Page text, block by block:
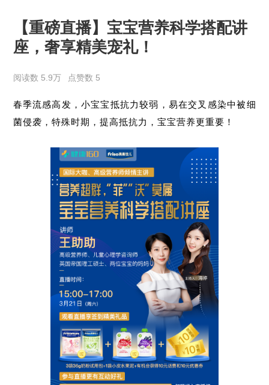
【重磅直播】宝宝营养科学搭配讲
座，奢享精美宠礼！
阅读数 5.9万 点赞数 5
春季流感高发， 小宝宝抵抗力较弱，易在交叉感染中被细
菌侵袭，特殊时期，提高抵抗力，宝宝营养更重要！